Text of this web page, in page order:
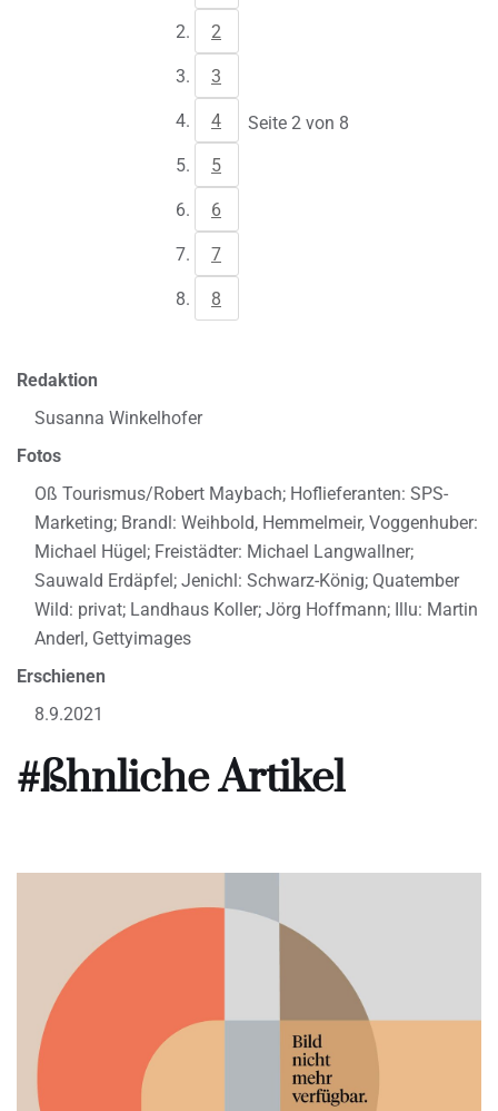
2
3
4
5
6
7
8
Seite 2 von 8
Redaktion
Susanna Winkelhofer
Fotos
Oß Tourismus/Robert Maybach; Hoflieferanten: SPS-
Marketing; Brandl: Weihbold, Hemmelmeir, Voggenhuber:
Michael Hügel; Freistädter: Michael Langwallner;
Sauwald Erdäpfel; Jenichl: Schwarz-König; Quatember
Wild: privat; Landhaus Koller; Jörg Hoffmann; Illu: Martin
Anderl, Gettyimages
Erschienen
8.9.2021
#ßhnliche Artikel